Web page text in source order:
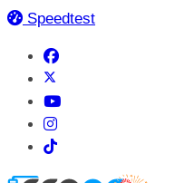
Speedtest